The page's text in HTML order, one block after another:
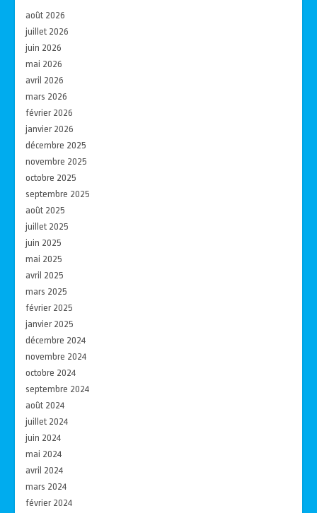
août 2026
juillet 2026
juin 2026
mai 2026
avril 2026
mars 2026
février 2026
janvier 2026
décembre 2025
novembre 2025
octobre 2025
septembre 2025
août 2025
juillet 2025
juin 2025
mai 2025
avril 2025
mars 2025
février 2025
janvier 2025
décembre 2024
novembre 2024
octobre 2024
septembre 2024
août 2024
juillet 2024
juin 2024
mai 2024
avril 2024
mars 2024
février 2024